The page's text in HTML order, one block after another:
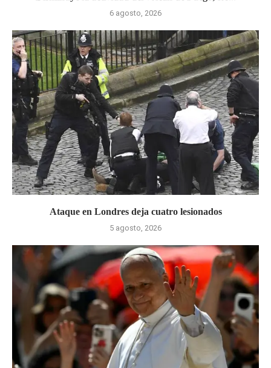
6 agosto, 2026
Ataque en Londres deja cuatro lesionados
5 agosto, 2026